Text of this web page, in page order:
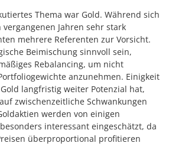
Thema war Gold. Während sich
Jahren sehr stark
mehrere Referenten zur Vorsicht.
Beimischung sinnvoll sein,
Rebalancing, um nicht
anzunehmen. Einigkeit
langfristig weiter Potenzial hat,
zwischenzeitliche Schwankungen
werden von einigen
interessant eingeschätzt, da
überproportional profitieren